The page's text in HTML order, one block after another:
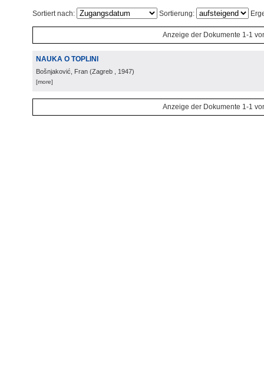
Sortiert nach: Sortierung:
Anzeige der Dokumente 1-1
NAUKA O TOPLINI
Bošnjaković, Fran (Zagreb , 1947)
[more]
Anzeige der Dokumente 1-1